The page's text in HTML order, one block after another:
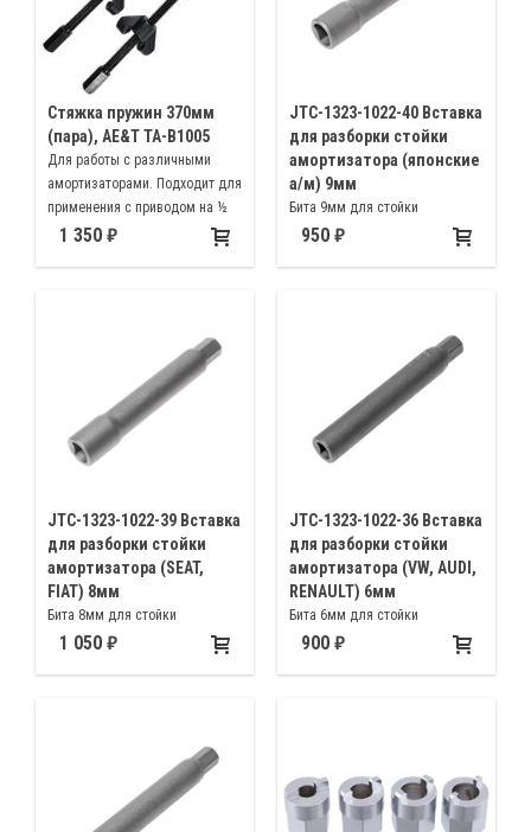
Стяжка пружин 370мм
(пара), AE&T TA-B1005
Для работы с различными
амортизаторами. Подходит для
применения с приводом на ½
дюйма или с 19-мм ключом
1 350
JTC-1323-1022-40 Вставка
для разборки стойки
амортизатора (японские
а/м) 9мм
Бита 9мм для стойки
амортизатора автомобилей
950
JTC-1323-1022-39 Вставка
для разборки стойки
амортизатора (SEAT,
FIAT) 8мм
Бита 8мм для стойки
амортизатора Сеат (SEAT), Фиат
1 050
JTC-1323-1022-36 Вставка
для разборки стойки
амортизатора (VW, AUDI,
RENAULT) 6мм
Бита 6мм для стойки
амортизатора Фольксваген
900